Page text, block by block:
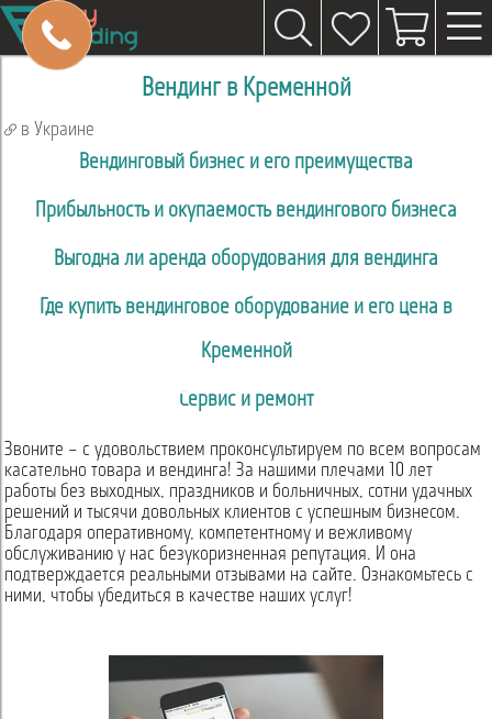
Вендинг в Кременной
в Украине
Вендинговый бизнес и его преимущества
Прибыльность и окупаемость вендингового бизнеса
Выгодна ли аренда оборудования для вендинга
Где купить вендинговое оборудование и его цена в
Кременной
Сервис и ремонт
Звоните – с удовольствием проконсультируем по всем вопросам
касательно товара и вендинга! За нашими плечами 10 лет
работы без выходных, праздников и больничных, сотни удачных
решений и тысячи довольных клиентов с успешным бизнесом.
Благодаря оперативному, компетентному и вежливому
обслуживанию у нас безукоризненная репутация. И она
подтверждается реальными отзывами на сайте. Ознакомьтесь с
ними, чтобы убедиться в качестве наших услуг!